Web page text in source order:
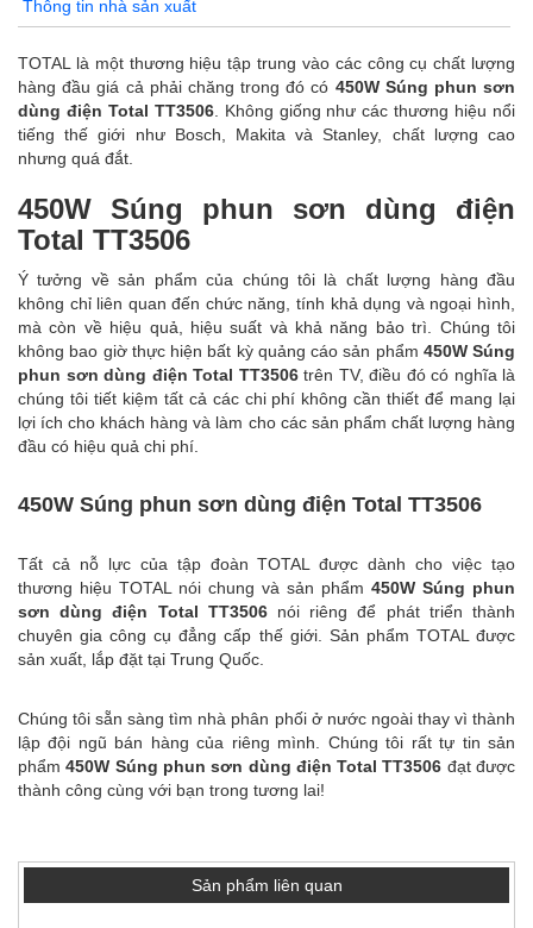
Thông tin nhà sản xuất
TOTAL là một thương hiệu tập trung vào các công cụ chất lượng
hàng đầu giá cả phải chăng trong đó có 450W Súng phun sơn
dùng điện Total TT3506. Không giống như các thương hiệu nổi
tiếng thế giới như Bosch, Makita và Stanley, chất lượng cao
nhưng quá đắt.
450W Súng phun sơn dùng điện
Total TT3506
Ý tưởng về sản phẩm của chúng tôi là chất lượng hàng đầu
không chỉ liên quan đến chức năng, tính khả dụng và ngoại hình,
mà còn về hiệu quả, hiệu suất và khả năng bảo trì. Chúng tôi
không bao giờ thực hiện bất kỳ quảng cáo sản phẩm 450W Súng
phun sơn dùng điện Total TT3506 trên TV, điều đó có nghĩa là
chúng tôi tiết kiệm tất cả các chi phí không cần thiết để mang lại
lợi ích cho khách hàng và làm cho các sản phẩm chất lượng hàng
đầu có hiệu quả chi phí.
450W Súng phun sơn dùng điện Total TT3506
Tất cả nỗ lực của tập đoàn TOTAL được dành cho việc tạo
thương hiệu TOTAL nói chung và sản phẩm 450W Súng phun
sơn dùng điện Total TT3506 nói riêng để phát triển thành
chuyên gia công cụ đẳng cấp thế giới. Sản phẩm TOTAL được
sản xuất, lắp đặt tại Trung Quốc.
Chúng tôi sẵn sàng tìm nhà phân phối ở nước ngoài thay vì thành
lập đội ngũ bán hàng của riêng mình. Chúng tôi rất tự tin sản
phẩm450W Súng phun sơn dùng điện Total TT3506 đạt được
thành công cùng với bạn trong tương lai!
Sản phẩm liên quan